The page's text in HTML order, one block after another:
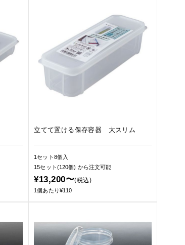
立てて置ける保存容器 大スリム
1セット8個入
15セット(120個) から注文可能
¥13,200〜(税込)
1個あたり¥110